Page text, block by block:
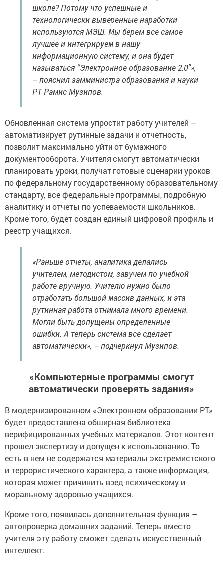
школе? Потому что успешные и
технологически выверенные наработки
используются МЭШ. Мы берем все самое
лучшее и интегрируем в нашу
информационную систему, и она будет
называться “Электронное образование 2.0”»,
– пояснил замминистра образования и науки
РТ Рамис Музипов.
Обновленная система упростит работу учителей –
автоматизирует рутинные задачи и отчетность,
позволит максимально уйти от бумажного
документооборота. Учителя смогут автоматически
планировать уроки, получат готовые сценарии уроков
по федеральному государственному образовательному
стандарту, все федеральные программы, подробную
аналитику и отчеты по успеваемости школьников.
Кроме того, будет создан единый цифровой профиль и
реестр учащихся.
«Раньше отчеты, аналитика делались
учителем, методистом, завучем по учебной
работе вручную. Учителю нужно было
отработать большой массив данных, и эта
рутинная работа отнимала много времени.
Могли быть допущены определенные
ошибки. А теперь система все сделает
автоматически», – подчеркнул Музипов.
«Компьютерные программы смогут
автоматически проверять задания»
В модернизированном «Электронном образовании РТ»
будет предоставлена обширная библиотека
верифицированных учебных материалов. Этот контент
прошел экспертизу и допущен к использованию. То
есть в нем не содержатся материалы экстремистского
и террористического характера, а также информация,
которая может причинить вред психическому и
моральному здоровью учащихся.
Кроме того, появилась дополнительная функция –
автопроверка домашних заданий. Теперь вместо
учителя эту работу сможет сделать искусственный
интеллект.